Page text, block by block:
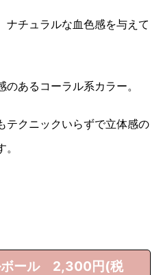
ナチュラルな血色感を与えて
あるコーラル系カラー。
テクニックいらずで立体感の
ボール 2,300円(税